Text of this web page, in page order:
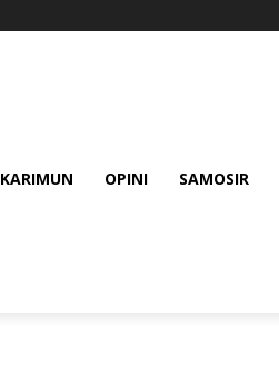
KARIMUN OPINI SAMOSIR